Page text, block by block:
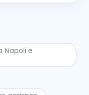
Napoli e